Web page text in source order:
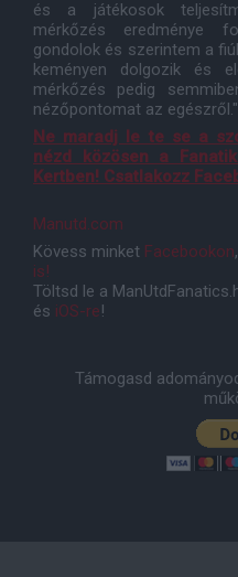
és a játékosok
mérkőzés eredménye
gondolok és szerintem a
keményen dolgozik és
mérkőzés pedig
nézőpontomat az egészről."
Ne maradj le te se a
nézd közösen a
Kertben! Csatlakozz
Manutd.com
Kövess minket Facebookon,
is!
Töltsd le a
és iOS-re!
Támogasd